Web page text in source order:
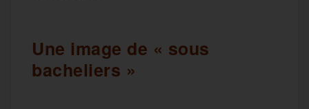
Une image de « sous
bacheliers »